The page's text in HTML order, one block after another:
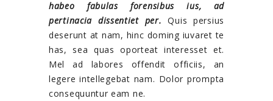
habeo fabulas forensibus ius, ad
pertinacia dissentiet per. Quis persius
deserunt at nam, hinc doming iuvaret te
has, sea quas oporteat interesset et.
Mel ad labores offendit officiis, an
legere intellegebat nam. Dolor prompta
consequuntur eam ne.